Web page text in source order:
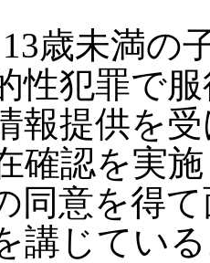
歳未満の
性犯罪で
報提供を
確認を実
同意を得
講じてい